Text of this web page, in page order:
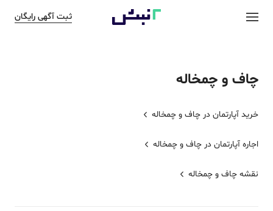
ثبت آگهی رایگان
چاف و چمخاله
خرید آپارتمان در چاف و چمخاله
اجاره آپارتمان در چاف و چمخاله
نقشه چاف و چمخاله